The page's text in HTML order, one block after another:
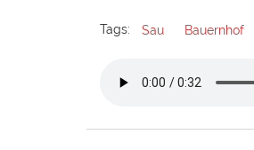
Tags: Sau Bauernhof